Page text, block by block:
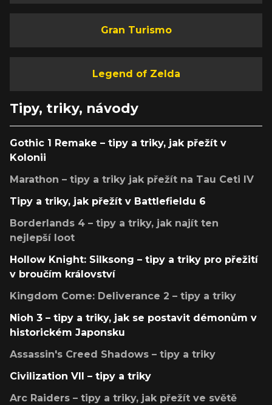
Gran Turismo
Legend of Zelda
Tipy, triky, návody
Gothic 1 Remake – tipy a triky, jak přežít v
Kolonii
Marathon – tipy a triky jak přežít na Tau Ceti IV
Tipy a triky, jak přežít v Battlefieldu 6
Borderlands 4 – tipy a triky, jak najít ten
nejlepší loot
Hollow Knight: Silksong – tipy a triky pro přežití
v broučím království
Kingdom Come: Deliverance 2 – tipy a triky
Nioh 3 – tipy a triky, jak se postavit démonům v
historickém Japonsku
Assassin's Creed Shadows – tipy a triky
Civilization VII – tipy a triky
Arc Raiders – tipy a triky, jak přežít ve světě